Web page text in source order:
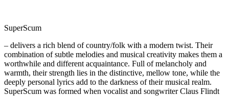
SuperScum
– delivers a rich blend of country/folk with a modern twist. Their
combination of subtle melodies and musical creativity makes them a
worthwhile and different acquaintance. Full of melancholy and
warmth, their strength lies in the distinctive, mellow tone, while the
deeply personal lyrics add to the darkness of their musical realm.
SuperScum was formed when vocalist and songwriter Claus Flindt